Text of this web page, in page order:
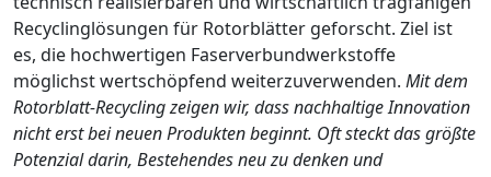
Recyclinglösungen für Rotorblätter geforscht. Ziel ist
es, die hochwertigen Faserverbundwerkstoffe
möglichst wertschöpfend weiterzuverwenden. Mit dem
Rotorblatt-Recycling zeigen wir, dass nachhaltige Innovation
nicht erst bei neuen Produkten beginnt. Oft steckt das größte
Potenzial darin, Bestehendes neu zu denken und